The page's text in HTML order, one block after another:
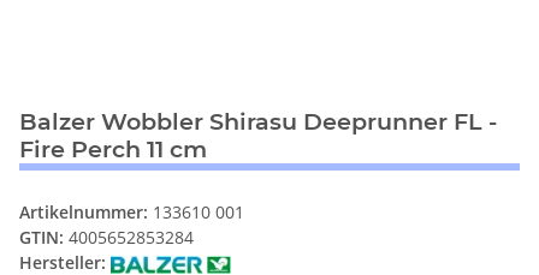
Balzer Wobbler Shirasu Deeprunner FL -
Fire Perch 11 cm
Artikelnummer: 133610 001
GTIN: 4005652853284
Hersteller: